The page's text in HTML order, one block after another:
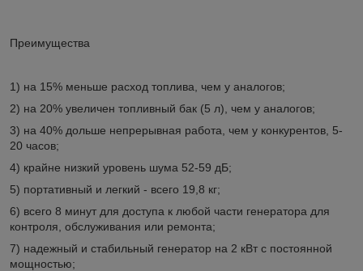
Преимущества
1) на 15% меньше расход топлива, чем у аналогов;
2) на 20% увеличен топливный бак (5 л), чем у аналогов;
3) на 40% дольше непрерывная работа, чем у конкурентов, 5-
20 часов;
4) крайне низкий уровень шума 52-59 дБ;
5) портативный и легкий - всего 19,8 кг;
6) всего 8 минут для доступа к любой части генератора для
контроля, обслуживания или ремонта;
7) надежный и стабильный генератор на 2 кВт с постоянной
мощностью;